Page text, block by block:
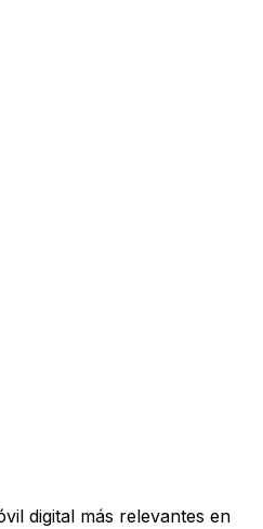
digital más relevantes en